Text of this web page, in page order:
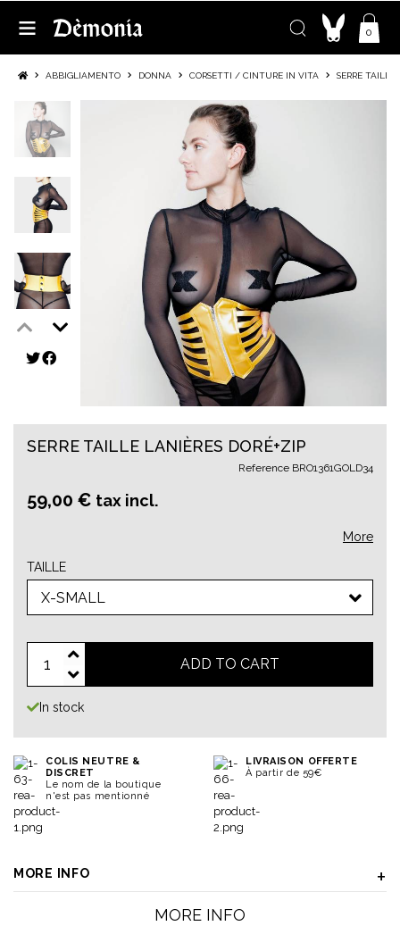
0
ABBIGLIAMENTO DONNA CORSETTI / CINTURE IN VITA SERRE TAILLE
SERRE TAILLE LANIÈRES DORÉ+ZIP
Reference BRO1361GOLD34
59,00 € tax incl.
More
TAILLE
X-SMALL
ADD TO CART
In stock
COLIS NEUTRE &
DISCRET
Le nom de la boutique
n'est pas mentionné
LIVRAISON OFFERTE
À partir de 59€
MORE INFO
MORE INFO